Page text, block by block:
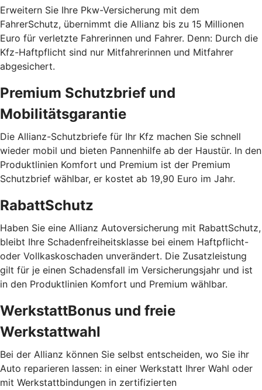
Erweitern Sie Ihre Pkw-Versicherung mit dem
FahrerSchutz, übernimmt die Allianz bis zu 15 Millionen
Euro für verletzte Fahrerinnen und Fahrer. Denn: Durch die
Kfz-Haftpflicht sind nur Mitfahrerinnen und Mitfahrer
abgesichert.
Premium Schutzbrief und
Mobilitätsgarantie
Die Allianz-Schutzbriefe für Ihr Kfz machen Sie schnell
wieder mobil und bieten Pannenhilfe ab der Haustür. In den
Produktlinien Komfort und Premium ist der Premium
Schutzbrief wählbar, er kostet ab 19,90 Euro im Jahr.
RabattSchutz
Haben Sie eine Allianz Autoversicherung mit RabattSchutz,
bleibt Ihre Schadenfreiheitsklasse bei einem Haftpflicht-
oder Vollkaskoschaden unverändert. Die Zusatzleistung
gilt für je einen Schadensfall im Versicherungsjahr und ist
in den Produktlinien Komfort und Premium wählbar.
WerkstattBonus und freie
Werkstattwahl
Bei der Allianz können Sie selbst entscheiden, wo Sie ihr
Auto reparieren lassen: in einer Werkstatt Ihrer Wahl oder
mit Werkstattbindungen in zertifizierten